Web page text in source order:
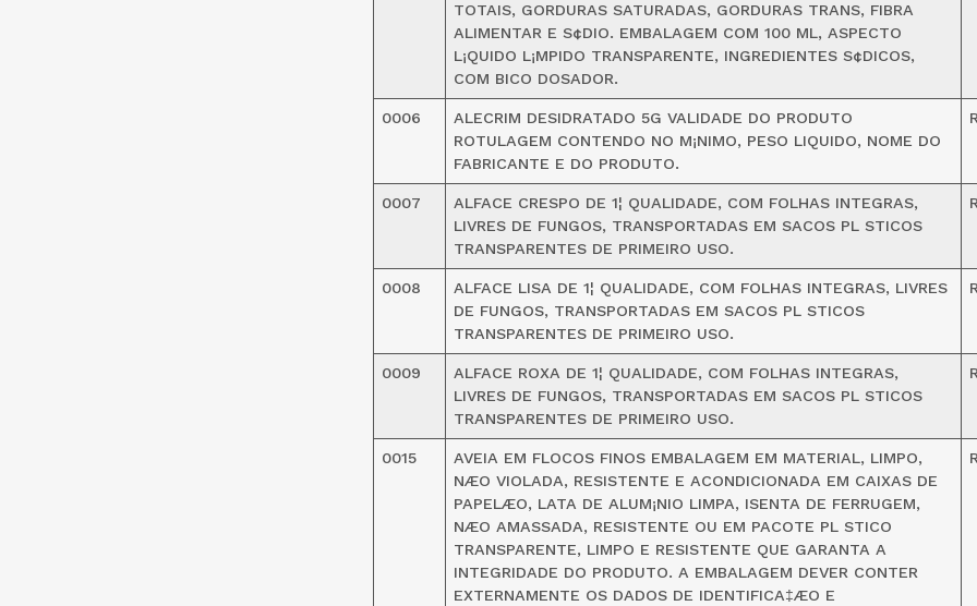
TOTAIS, GORDURAS SATURADAS, GORDURAS TRANS, FIBRA
ALIMENTAR E S¢DIO. EMBALAGEM COM 100 ML, ASPECTO
L¡QUIDO L¡MPIDO TRANSPARENTE, INGREDIENTES S¢DICOS,
COM BICO DOSADOR.
0006
ALECRIM DESIDRATADO 5G VALIDADE DO PRODUTO
ROTULAGEM CONTENDO NO M¡NIMO, PESO LIQUIDO, NOME DO
FABRICANTE E DO PRODUTO.
0007
ALFACE CRESPO DE 1¦ QUALIDADE, COM FOLHAS INTEGRAS,
LIVRES DE FUNGOS, TRANSPORTADAS EM SACOS PL STICOS
TRANSPARENTES DE PRIMEIRO USO.
0008
ALFACE LISA DE 1¦ QUALIDADE, COM FOLHAS INTEGRAS, LIVRES
DE FUNGOS, TRANSPORTADAS EM SACOS PL STICOS
TRANSPARENTES DE PRIMEIRO USO.
0009
ALFACE ROXA DE 1¦ QUALIDADE, COM FOLHAS INTEGRAS,
LIVRES DE FUNGOS, TRANSPORTADAS EM SACOS PL STICOS
TRANSPARENTES DE PRIMEIRO USO.
0015
AVEIA EM FLOCOS FINOS EMBALAGEM EM MATERIAL, LIMPO,
NÆO VIOLADA, RESISTENTE E ACONDICIONADA EM CAIXAS DE
PAPELÆO, LATA DE ALUM¡NIO LIMPA, ISENTA DE FERRUGEM,
NÆO AMASSADA, RESISTENTE OU EM PACOTE PL STICO
TRANSPARENTE, LIMPO E RESISTENTE QUE GARANTA A
INTEGRIDADE DO PRODUTO. A EMBALAGEM DEVER CONTER
EXTERNAMENTE OS DADOS DE IDENTIFICA‡ÆO E